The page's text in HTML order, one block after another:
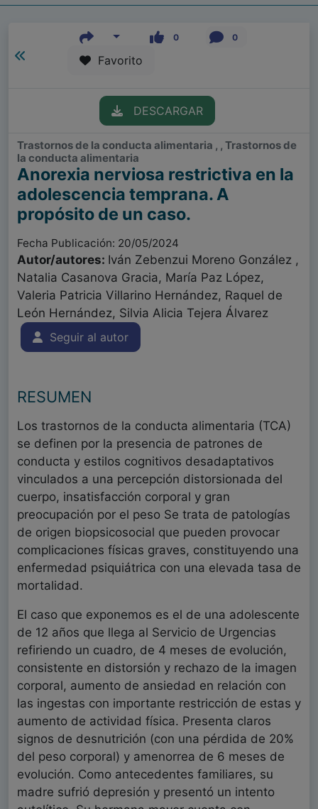
0 0
Favorito
DESCARGAR
Trastornos de la conducta alimentaria , , Trastornos de
la conducta alimentaria
Anorexia nerviosa restrictiva en la
adolescencia temprana. A
propósito de un caso.
Fecha Publicación: 20/05/2024
Autor/autores: Iván Zebenzui Moreno González ,
Natalia Casanova Gracia, María Paz López,
Valeria Patricia Villarino Hernández, Raquel de
León Hernández, Silvia Alicia Tejera Álvarez
Seguir al autor
RESUMEN
Los trastornos de la conducta alimentaria (TCA)
se definen por la presencia de patrones de
conducta y estilos cognitivos desadaptativos
vinculados a una percepción distorsionada del
cuerpo, insatisfacción corporal y gran
preocupación por el peso Se trata de patologías
de origen biopsicosocial que pueden provocar
complicaciones físicas graves, constituyendo una
enfermedad psiquiátrica con una elevada tasa de
mortalidad.
El caso que exponemos es el de una adolescente
de 12 años que llega al Servicio de Urgencias
refiriendo un cuadro, de 4 meses de evolución,
consistente en distorsión y rechazo de la imagen
corporal, aumento de ansiedad en relación con
las ingestas con importante restricción de estas y
aumento de actividad física. Presenta claros
signos de desnutrición (con una pérdida de 20%
del peso corporal) y amenorrea de 6 meses de
evolución. Como antecedentes familiares, su
madre sufrió depresión y presentó un intento